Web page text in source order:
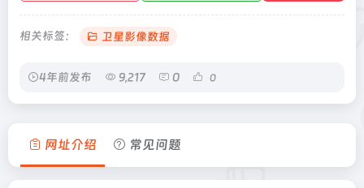
相关标签： 卫星影像数据
4年前发布 9,217 0 0
网址介绍 常见问题